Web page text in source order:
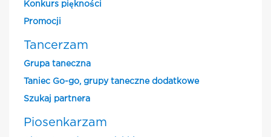
Konkurs piękności
Promocji
Tancerzam
Grupa taneczna
Taniec Go-go, grupy taneczne dodatkowe
Szukaj partnera
Piosenkarzam